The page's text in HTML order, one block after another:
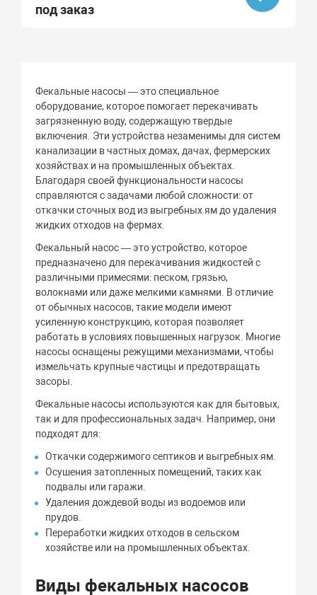
под заказ
Фекальные насосы — это специальное
оборудование, которое помогает перекачивать
загрязненную воду, содержащую твердые
включения. Эти устройства незаменимы для систем
канализации в частных домах, дачах, фермерских
хозяйствах и на промышленных объектах.
Благодаря своей функциональности насосы
справляются с задачами любой сложности: от
откачки сточных вод из выгребных ям до удаления
жидких отходов на фермах.
Фекальный насос — это устройство, которое
предназначено для перекачивания жидкостей с
различными примесями: песком, грязью,
волокнами или даже мелкими камнями. В отличие
от обычных насосов, такие модели имеют
усиленную конструкцию, которая позволяет
работать в условиях повышенных нагрузок. Многие
насосы оснащены режущими механизмами, чтобы
измельчать крупные частицы и предотвращать
засоры.
Фекальные насосы используются как для бытовых,
так и для профессиональных задач. Например, они
подходят для:
Откачки содержимого септиков и выгребных ям.
Осушения затопленных помещений, таких как
подвалы или гаражи.
Удаления дождевой воды из водоемов или
прудов.
Переработки жидких отходов в сельском
хозяйстве или на промышленных объектах.
Виды фекальных насосов